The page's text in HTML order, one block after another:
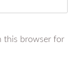
this browser for